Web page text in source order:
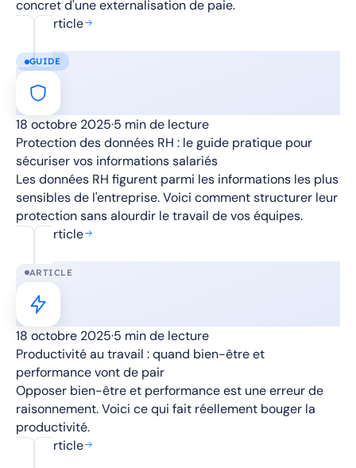
concret d'une externalisation de paie.
Lire l'article
GUIDE
18 octobre 2025·5 min de lecture
Protection des données RH : le guide pratique pour
sécuriser vos informations salariés
Les données RH figurent parmi les informations les plus
sensibles de l'entreprise. Voici comment structurer leur
protection sans alourdir le travail de vos équipes.
Lire l'article
ARTICLE
18 octobre 2025·5 min de lecture
Productivité au travail : quand bien-être et
performance vont de pair
Opposer bien-être et performance est une erreur de
raisonnement. Voici ce qui fait réellement bouger la
productivité.
Lire l'article